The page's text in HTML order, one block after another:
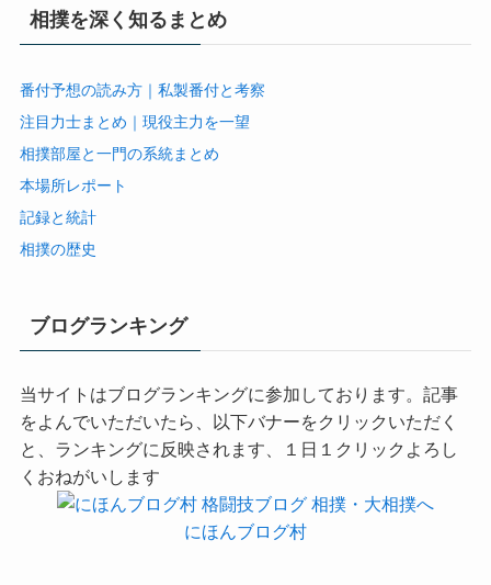
相撲を深く知るまとめ
番付予想の読み方｜私製番付と考察
注目力士まとめ｜現役主力を一望
相撲部屋と一門の系統まとめ
本場所レポート
記録と統計
相撲の歴史
ブログランキング
当サイトはブログランキングに参加しております。記事
をよんでいただいたら、以下バナーをクリックいただく
と、ランキングに反映されます、１日１クリックよろし
くおねがいします
にほんブログ村